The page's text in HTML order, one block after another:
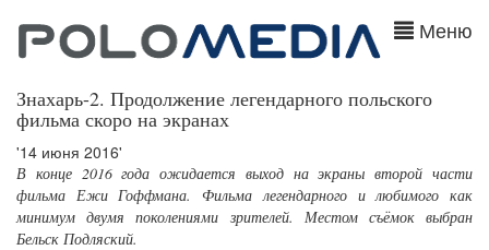
Меню
Знахарь-2. Продолжение легендарного польского
фильма скоро на экранах
'14 июня 2016'
В конце 2016 года ожидается выход на экраны второй части
фильма Ежи Гоффмана. Фильма легендарного и любимого как
минимум двумя поколениями зрителей. Местом съёмок выбран
Бельск Подляский.